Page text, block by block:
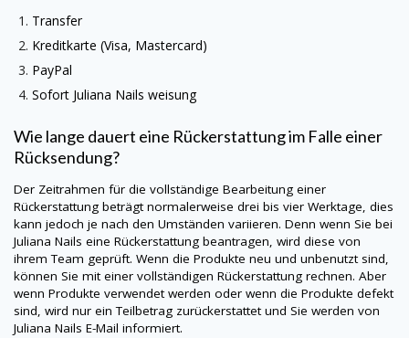
Transfer
Kreditkarte (Visa, Mastercard)
PayPal
Sofort Juliana Nails weisung
Wie lange dauert eine Rückerstattung im Falle einer
Rücksendung?
Der Zeitrahmen für die vollständige Bearbeitung einer
Rückerstattung beträgt normalerweise drei bis vier Werktage, dies
kann jedoch je nach den Umständen variieren. Denn wenn Sie bei
Juliana Nails eine Rückerstattung beantragen, wird diese von
ihrem Team geprüft. Wenn die Produkte neu und unbenutzt sind,
können Sie mit einer vollständigen Rückerstattung rechnen. Aber
wenn Produkte verwendet werden oder wenn die Produkte defekt
sind, wird nur ein Teilbetrag zurückerstattet und Sie werden von
Juliana Nails E-Mail informiert.